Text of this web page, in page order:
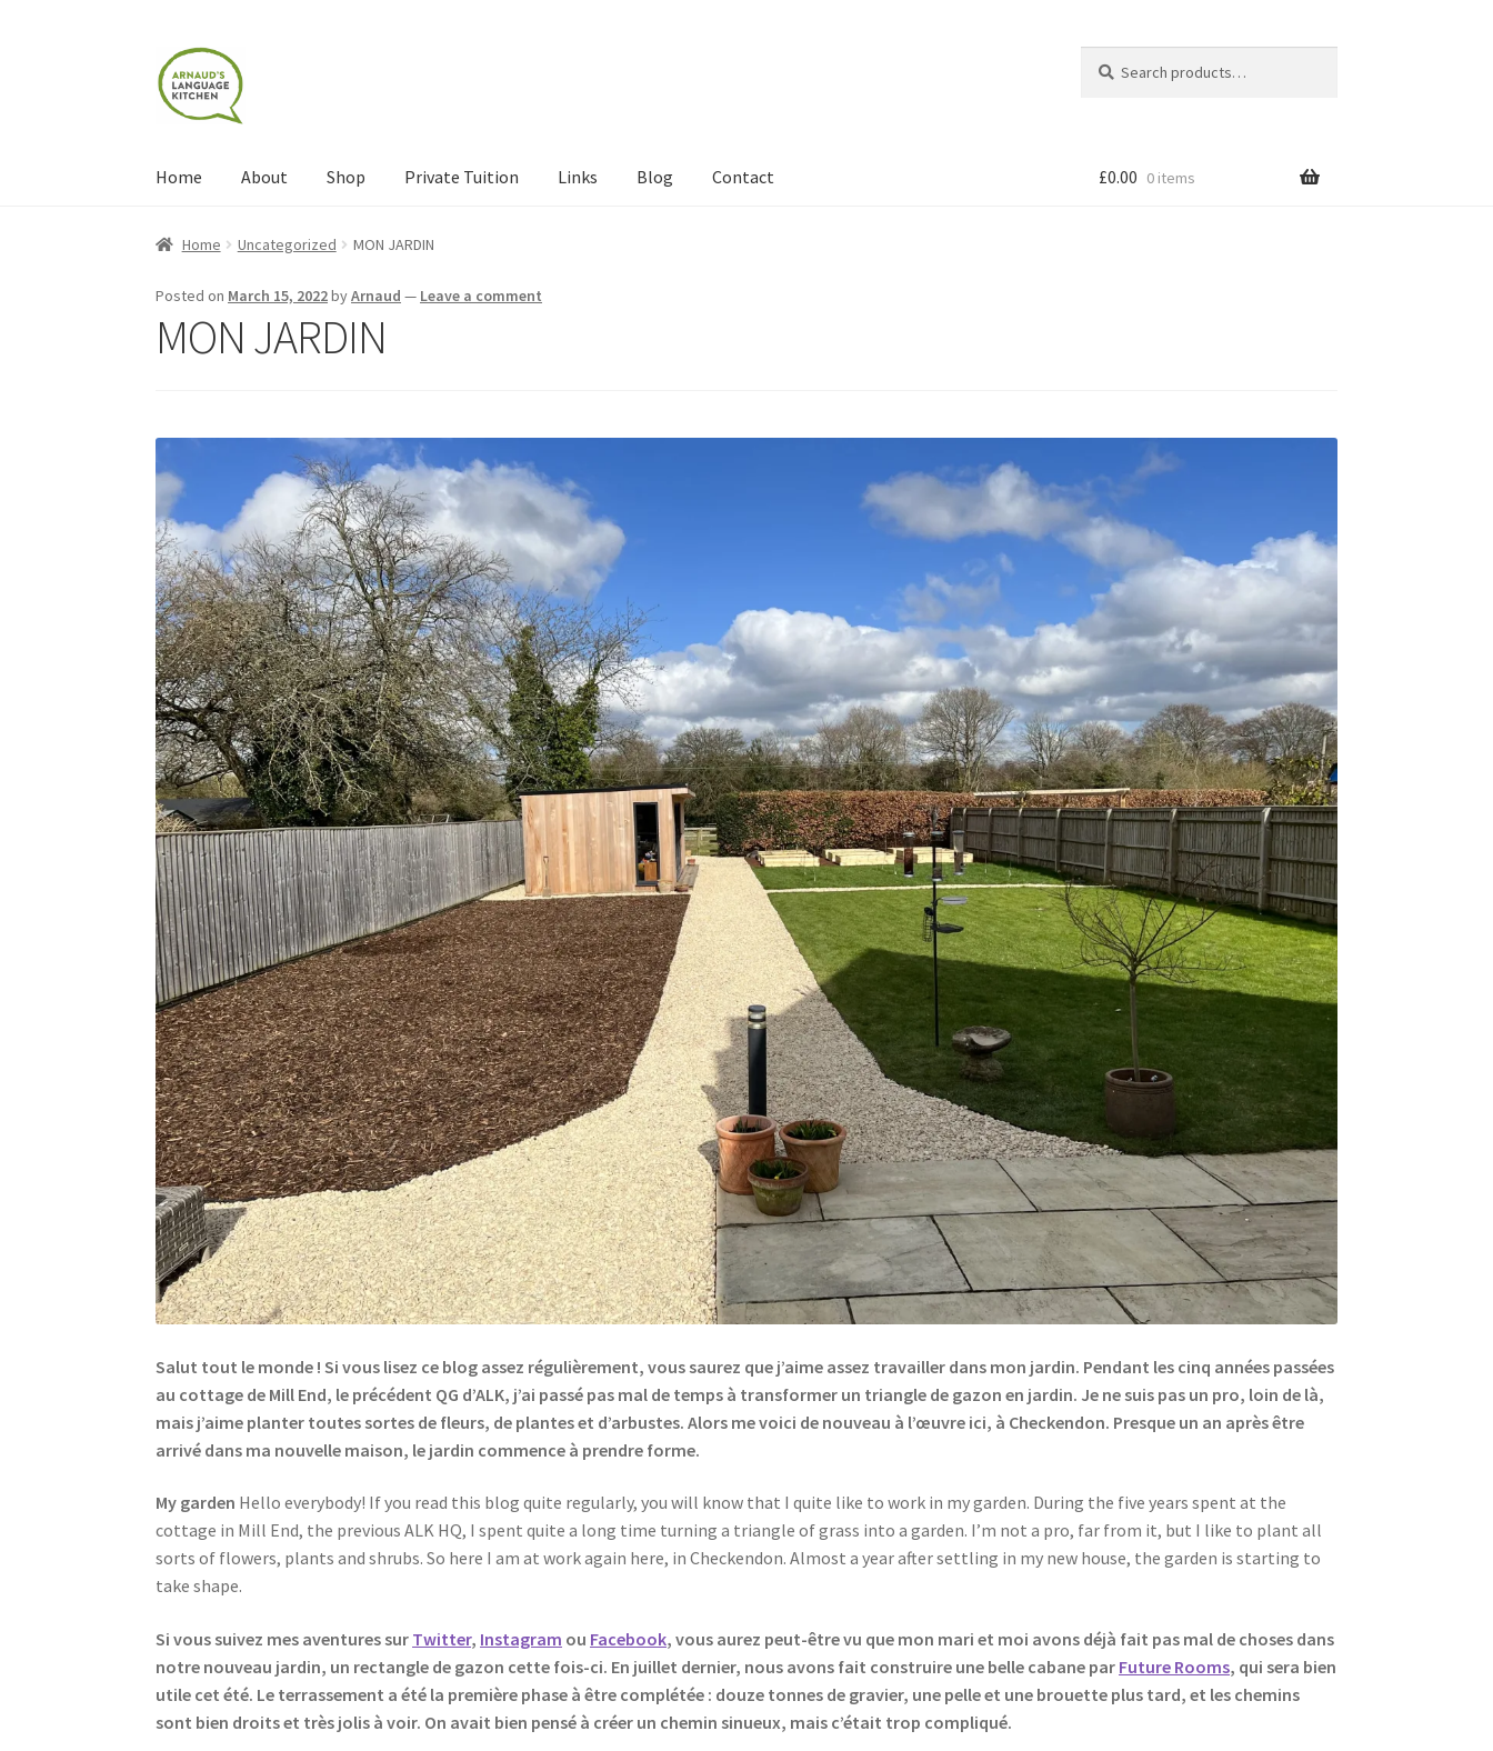
Skip
to
navigation
Skip
to
content
for:
Home About Shop Private Tuition Links Blog Contact
Home About Blog Cart CheckoutContact
ShopTerms and ConditionsCategoriesEventsLocations
£0.00 0 items
Home Uncategorized MON JARDIN
Posted on March 15, 2022byArnaud — Leave a comment
MON JARDIN
Salut tout le monde ! Si vous lisez ce blog assez régulièrement, vous saurez que j’aime assez travailler dans mon jardin. Pendant les cinq années passées
au cottage de Mill End, le précédent QG d’ALK, j’ai passé pas mal de temps à transformer un triangle de gazon en jardin. Je ne suis pas un pro, loin de là,
mais j’aime planter toutes sortes de fleurs, de plantes et d’arbustes. Alors me voici de nouveau à l’œuvre ici, à Checkendon. Presque un an après être
arrivé dans ma nouvelle maison, le jardin commence à prendre forme.
My garden Hello everybody! If you read this blog quite regularly, you will know that I quite like to work in my garden. During the five years spent at the
cottage in Mill End, the previous ALK HQ, I spent quite a long time turning a triangle of grass into a garden. I’m not a pro, far from it, but I like to plant all
sorts of flowers, plants and shrubs. So here I am at work again here, in Checkendon. Almost a year after settling in my new house, the garden is starting to
take shape.
Si vous suivez mes aventures sur Twitter, Instagram ou Facebook, vous aurez peut-être vu que mon mari et moi avons déjà fait pas mal de choses dans
notre nouveau jardin, un rectangle de gazon cette fois-ci. En juillet dernier, nous avons fait construire une belle cabane par Future Rooms, qui sera bien
utile cet été. Le terrassement a été la première phase à être complétée : douze tonnes de gravier, une pelle et une brouette plus tard, et les chemins
sont bien droits et très jolis à voir. On avait bien pensé à créer un chemin sinueux, mais c’était trop compliqué.